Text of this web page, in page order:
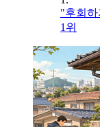
"후회하
1위